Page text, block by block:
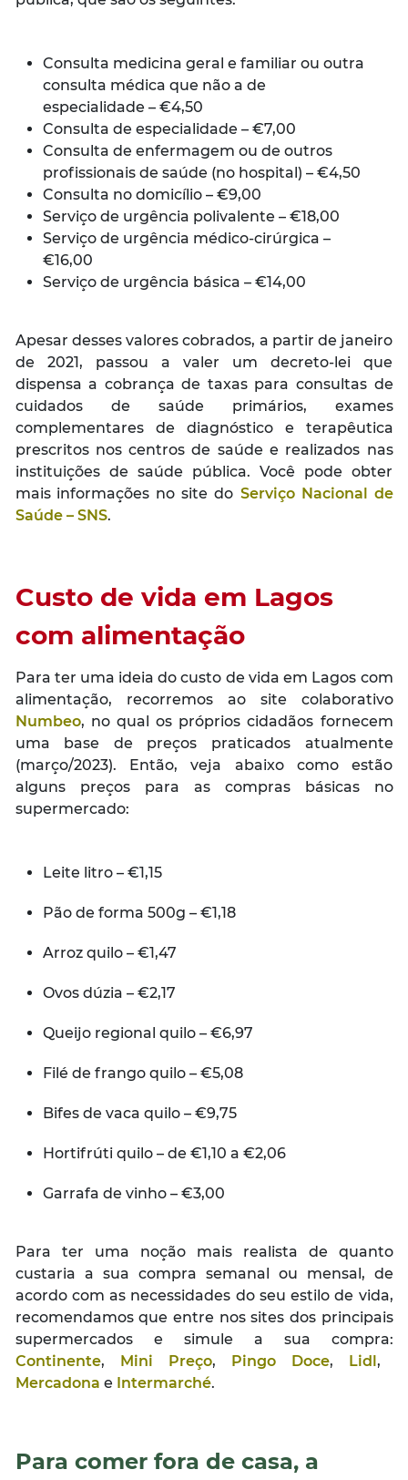
Consulta medicina geral e familiar ou outra
consulta médica que não a de
especialidade – €4,50
Consulta de especialidade – €7,00
Consulta de enfermagem ou de outros
profissionais de saúde (no hospital) – €4,50
Consulta no domicílio – €9,00
Serviço de urgência polivalente – €18,00
Serviço de urgência médico-cirúrgica –
€16,00
Serviço de urgência básica – €14,00
Apesar desses valores cobrados, a partir de janeiro
de 2021, passou a valer um decreto-lei que
dispensa a cobrança de taxas para consultas de
cuidados de saúde primários, exames
complementares de diagnóstico e terapêutica
prescritos nos centros de saúde e realizados nas
instituições de saúde pública. Você pode obter
mais informações no site do Serviço Nacional de
Saúde – SNS.
Custo de vida em Lagos
com alimentação
Para ter uma ideia do custo de vida em Lagos com
alimentação, recorremos ao site colaborativo
Numbeo, no qual os próprios cidadãos fornecem
uma base de preços praticados atualmente
(março/2023). Então, veja abaixo como estão
alguns preços para as compras básicas no
supermercado:
Leite litro – €1,15
Pão de forma 500g – €1,18
Arroz quilo – €1,47
Ovos dúzia – €2,17
Queijo regional quilo – €6,97
Filé de frango quilo – €5,08
Bifes de vaca quilo – €9,75
Hortifrúti quilo – de €1,10 a €2,06
Garrafa de vinho – €3,00
Para ter uma noção mais realista de quanto
custaria a sua compra semanal ou mensal, de
acordo com as necessidades do seu estilo de vida,
recomendamos que entre nos sites dos principais
supermercados e simule a sua compra:
Continente, Mini Preço, Pingo Doce, Lidl,
Mercadona e Intermarché.
Para comer fora de casa, a